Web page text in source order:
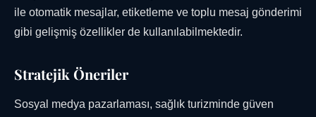
ile otomatik mesajlar, etiketleme ve toplu mesaj gönderimi
gibi gelişmiş özellikler de kullanılabilmektedir.
Stratejik Öneriler
Sosyal medya pazarlaması, sağlık turizminde güven